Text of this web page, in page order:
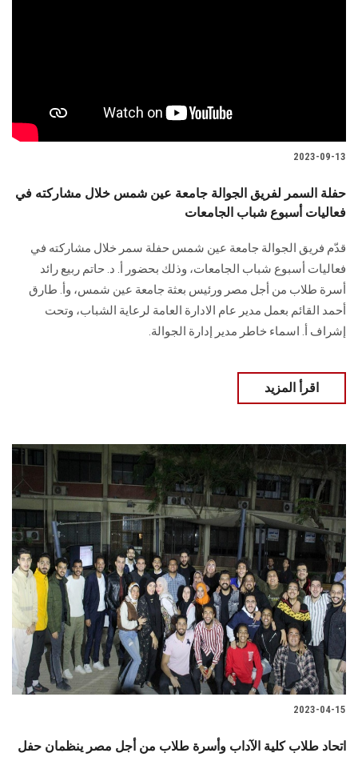
2023-09-13
حفلة السمر لفريق الجوالة جامعة عين شمس خلال مشاركته في
فعاليات أسبوع شباب الجامعات
قدّم فريق الجوالة جامعة عين شمس حفلة سمر خلال مشاركته في
فعاليات أسبوع شباب الجامعات، وذلك بحضور أ. د. حاتم ربيع رائد
أسرة طلاب من أجل مصر ورئيس بعثة جامعة عين شمس، وأ. طارق
أحمد القائم بعمل مدير عام الادارة العامة لرعاية الشباب، وتحت
إشراف أ. اسماء خاطر مدير إدارة الجوالة.
اقرأ المزيد
2023-04-15
اتحاد طلاب كلية الآداب وأسرة طلاب من أجل مصر ينظمان حفل